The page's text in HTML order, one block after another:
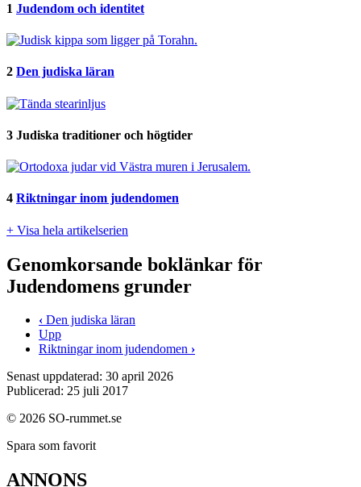
1 Judendom och identitet
2 Den judiska läran
3 Judiska traditioner och högtider
4 Riktningar inom judendomen
+ Visa hela artikelserien
Genomkorsande boklänkar för
Judendomens grunder
‹ Den judiska läran
Upp
Riktningar inom judendomen ›
Senast uppdaterad: 30 april 2026
Publicerad: 25 juli 2017
© 2026 SO-rummet.se
Spara som favorit
ANNONS